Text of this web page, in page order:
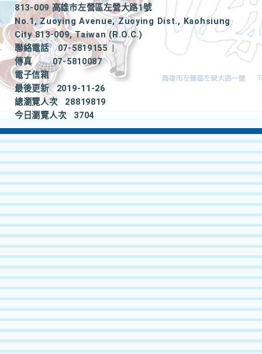
813-009 高雄市左營區左營大路1號
No.1, Zuoying Avenue, Zuoying Dist., Kaohsiung
City 813-009, Taiwan (R.O.C.)
聯絡電話
07-5819155
|
傳真
07-5810087
電子信箱
最後更新
2019-11-26
總瀏覽人次
28819819
今日瀏覽人次
3704